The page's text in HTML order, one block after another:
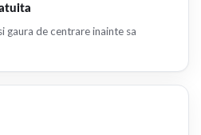
gaura de centrare inainte sa